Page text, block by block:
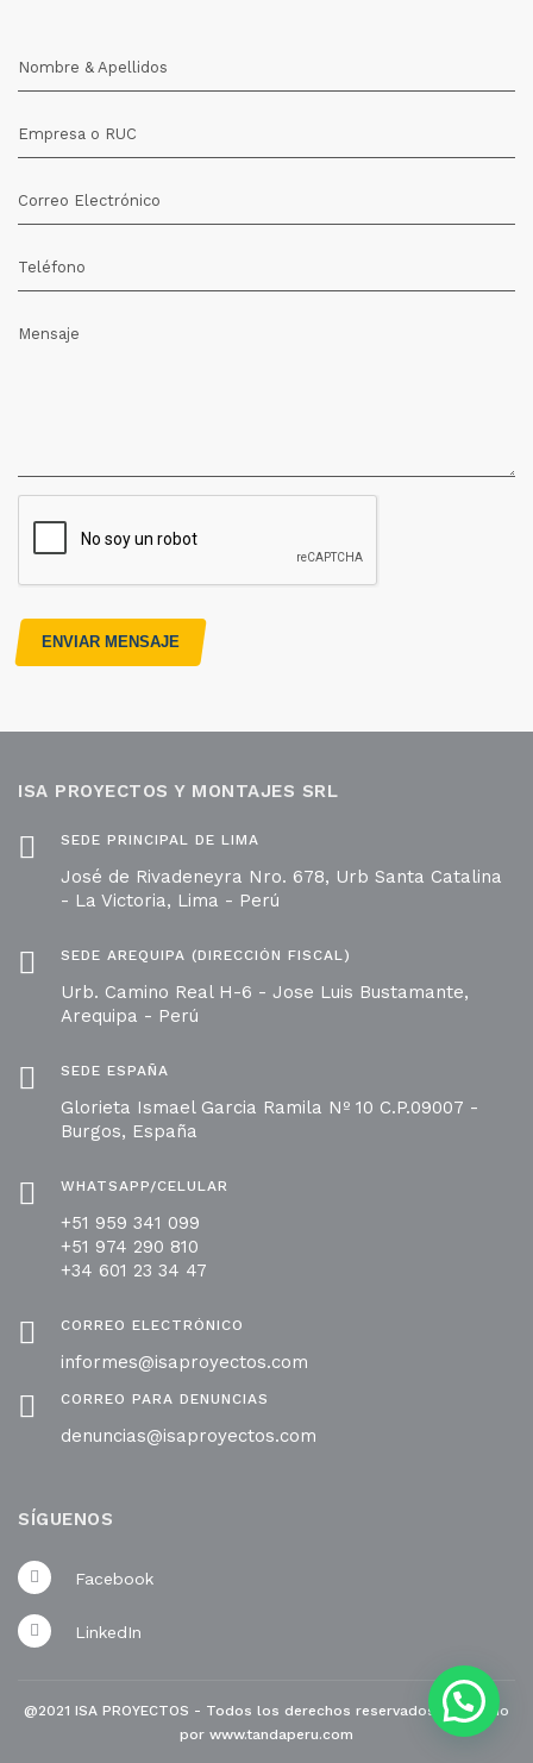
Nombre & Apellidos
Empresa o RUC
Correo Electrónico
Teléfono
Mensaje
ENVIAR MENSAJE
ISA PROYECTOS Y MONTAJES SRL
SEDE PRINCIPAL DE LIMA
José de Rivadeneyra Nro. 678, Urb Santa Catalina
- La Victoria, Lima - Perú
SEDE AREQUIPA (DIRECCIÓN FISCAL)
Urb. Camino Real H-6 - Jose Luis Bustamante,
Arequipa - Perú
SEDE ESPAÑA
Glorieta Ismael Garcia Ramila Nº 10 C.P.09007 -
Burgos, España
WHATSAPP/CELULAR
+51 959 341 099
+51 974 290 810
+34 601 23 34 47
CORREO ELECTRÓNICO
informes@isaproyectos.com
CORREO PARA DENUNCIAS
denuncias@isaproyectos.com
SÍGUENOS
Facebook
LinkedIn
@2021 ISA PROYECTOS - Todos los derechos reservados. Diseñado
por www.tandaperu.com